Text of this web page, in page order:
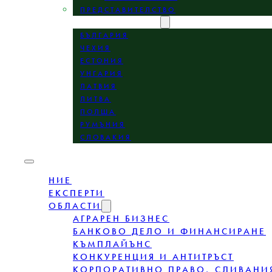
ПРЕДСТАВИТЕЛСТВО
БЪЛГАРИЯ
ЧЕХИЯ
ЕСТОНИЯ
УНГАРИЯ
ЛАТВИЯ
ЛИТВА
ПОЛША
РУМЪНИЯ
СЛОВАКИЯ
НИЕ
ЕКСПЕРТИ
ОБЛАСТИ
АГРАРЕН БИЗНЕС
БАНКОВО ДЕЛО И ФИНАНСИРАНЕ
КЪМПЛАЙЪНС
КОНКУРЕНЦИЯ И АНТИТРЪСТ
КОРПОРАТИВНО ПРАВО,